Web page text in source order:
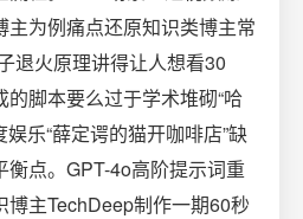
为例痛点还原知识类博主常
退火原理讲得让人想看30
的脚本要么过于学术堆砌“哈
娱乐“薛定谔的猫开咖啡店”缺
衡点。GPT-4o高阶提示词重
主TechDeep制作一期60秒